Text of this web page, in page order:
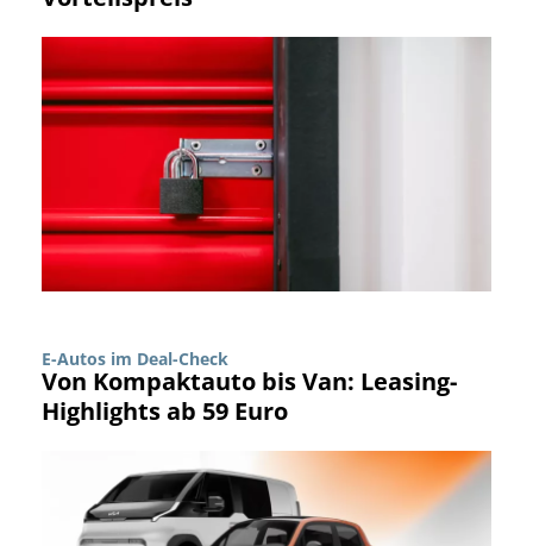
E-Autos im Deal-Check
Von Kompaktauto bis Van: Leasing-
Highlights ab 59 Euro